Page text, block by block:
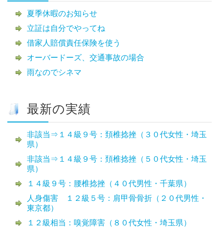
夏季休暇のお知らせ
立証は自分でやってね
借家人賠償責任保険を使う
オーバードーズ、交通事故の場合
雨なのでシネマ
最新の実績
非該当⇒１４級９号：頚椎捻挫（３０代女性・埼玉
県）
非該当⇒１４級９号：頚椎捻挫（５０代女性・埼玉
県）
１４級９号：腰椎捻挫（４０代男性・千葉県）
人身傷害 １２級５号：肩甲骨骨折（２０代男性・
東京都）
１２級相当：嗅覚障害（８０代女性・埼玉県）